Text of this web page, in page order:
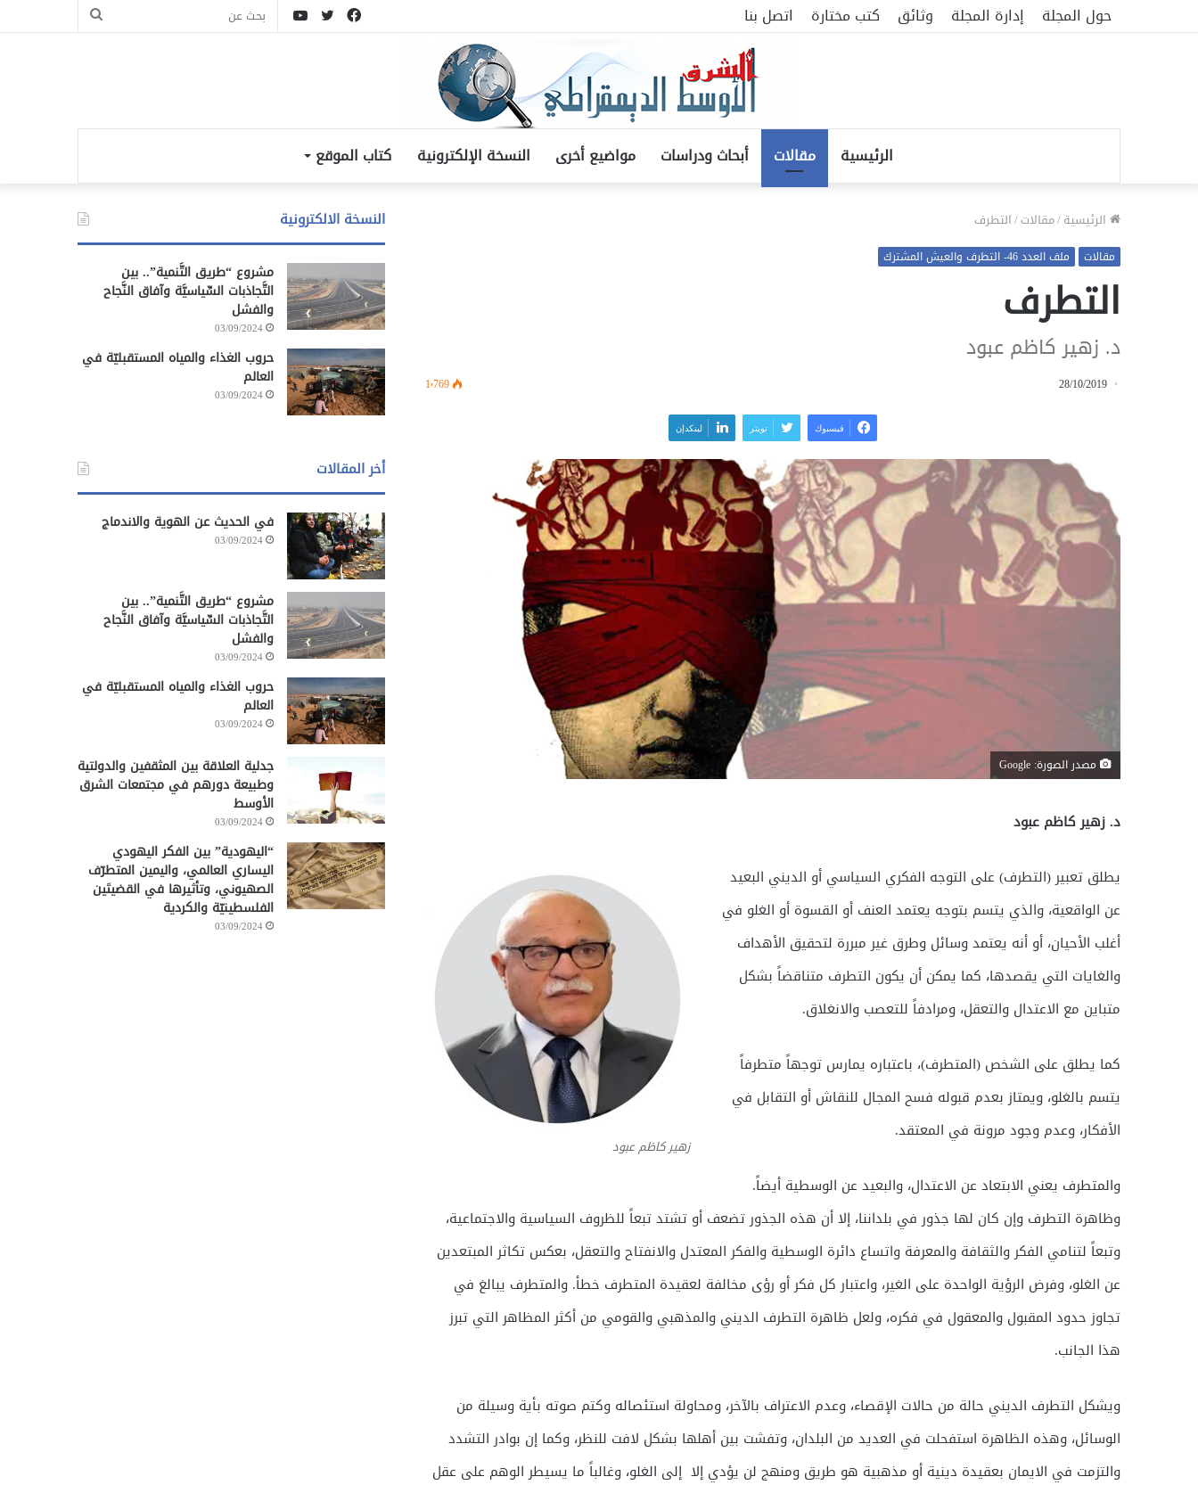
حول المجلة إدارة المجلة وثائق كتب مختارة اتصل بنا
بحث
يوتيوبتويتر
فيسبوك
الرئيسية مقالات أبحاث ودراسات مواضيع أخرى النسخة الإلكترونية كتاب الموقع
الرئيسية/مقالات/التطرف
مقالات ملف العدد 46- التطرف والعيش المشترك
التطرف
د. زهير كاظم عبود
28/10/2019 1٬769
فيسبوك تويتر لينكدإن
مصدر الصورة: Google
د. زهير كاظم عبود
زهير كاظم عبود
يطلق تعبير (التطرف) على التوجه الفكري السياسي أو الديني البعيد
عن الواقعية، والذي يتسم بتوجه يعتمد العنف أو القسوة أو الغلو في
أغلب الأحيان، أو أنه يعتمد وسائل وطرق غير مبررة لتحقيق الأهداف
والغايات التي يقصدها، كما يمكن أن يكون التطرف متناقضاً بشكل
متباين مع الاعتدال والتعقل، ومرادفاً للتعصب والانغلاق.
كما يطلق على الشخص (المتطرف)، باعتباره يمارس توجهاً متطرفاً
يتسم بالغلو، ويمتاز بعدم قبوله فسح المجال للنقاش أو التقابل في
الأفكار، وعدم وجود مرونة في المعتقد.
والمتطرف يعني الابتعاد عن الاعتدال، والبعيد عن الوسطية أيضاً.
وظاهرة التطرف وإن كان لها جذور في بلداننا، إلا أن هذه الجذور تضعف أو تشتد تبعاً للظروف السياسية والاجتماعية،
وتبعاً لتنامي الفكر والثقافة والمعرفة واتساع دائرة الوسطية والفكر المعتدل والانفتاح والتعقل، بعكس تكاثر المبتعدين
عن الغلو، وفرض الرؤية الواحدة على الغير، واعتبار كل فكر أو رؤى مخالفة لعقيدة المتطرف خطأ. والمتطرف يبالغ في
تجاوز حدود المقبول والمعقول في فكره، ولعل ظاهرة التطرف الديني والمذهبي والقومي من أكثر المظاهر التي تبرز
هذا الجانب.
ويشكل التطرف الديني حالة من حالات الإقصاء، وعدم الاعتراف بالآخر، ومحاولة استئصاله وكتم صوته بأية وسيلة من
الوسائل، وهذه الظاهرة استفحلت في العديد من البلدان، وتفشت بين أهلها بشكل لافت للنظر، وكما إن بوادر التشدد
والتزمت في الايمان بعقيدة دينية أو مذهبية هو طريق ومنهج لن يؤدي إلا إلى الغلو، وغالباً ما يسيطر الوهم على عقل
النسخة الالكترونية
مشروع “طريق التَّنمية”.. بين
التَّجاذبات السِّياسيَّة وآفاق النَّجاح
والفشل
03/09/2024
حروب الغذاء والمياه المستقبليّة في
العالم
03/09/2024
أخر المقالات
في الحديث عن الهوية والاندماج
03/09/2024
مشروع “طريق التَّنمية”.. بين
التَّجاذبات السِّياسيَّة وآفاق النَّجاح
والفشل
03/09/2024
حروب الغذاء والمياه المستقبليّة في
العالم
03/09/2024
جدلية العلاقة بين المثقفين والدولتية
وطبيعة دورهم في مجتمعات الشرق
الأوسط
03/09/2024
“اليهودية” بين الفكر اليهودي
اليساري العالمي، واليمين المتطرّف
الصهيوني، وتأثيرها في القضيتَين
الفلسطينيّة والكردية
03/09/2024